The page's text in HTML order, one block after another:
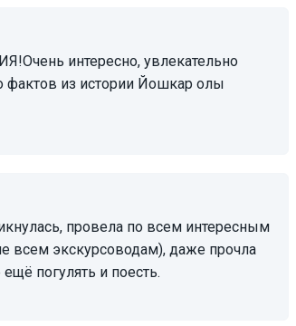
фактов из истории Йошкар олы
всем экскурсоводам), даже прочла
погулять и поесть.